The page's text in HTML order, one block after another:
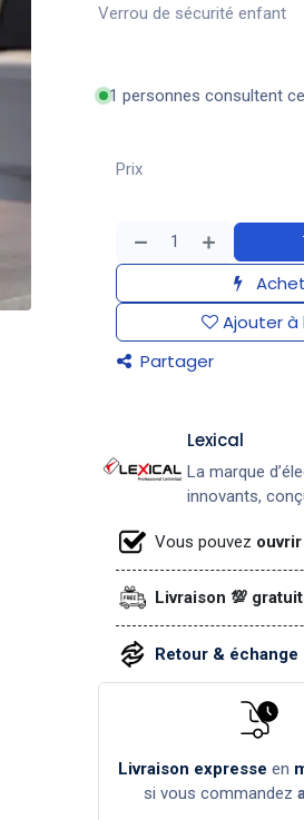
Verrou de sécurité enfant
1 personnes consultent
Ajouter à
Partager
Prix
Lexical
La marque
innovants,
Vous pouvez
Livraison 💯
Retour &
Livraison expresse en
si vous commandez